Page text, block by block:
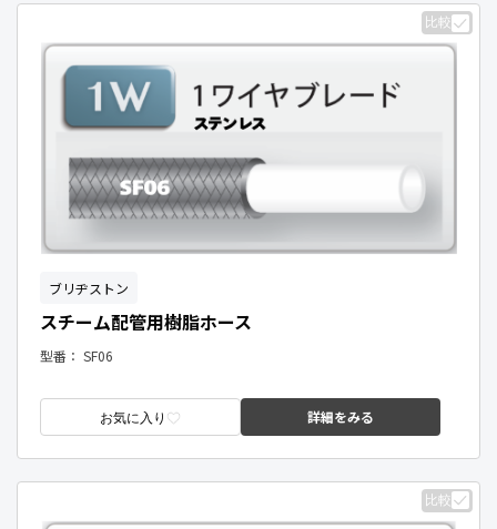
比較
ブリヂストン
スチーム配管用樹脂ホース
型番： SF06
お気に入り 詳細をみる
比較